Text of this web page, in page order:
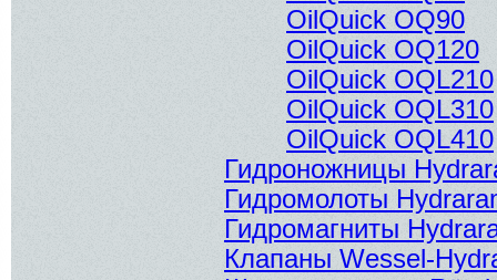
OilQuick OQ90
OilQuick OQ120
OilQuick OQL210
OilQuick OQL310
OilQuick OQL410
Гидроножницы
Гидромолоты
Гидромагниты
Клапаны Wessel-